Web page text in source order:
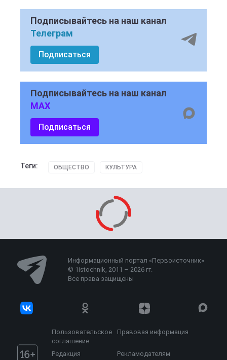
Подписывайтесь на наш канал
Телеграм
Подписаться
Подписывайтесь на наш канал
MAX
Подписаться
Теги: ОБЩЕСТВО КУЛЬТУРА
Информационный портал «Первоисточник»
© 1istochnik, 2011 – 2026 гг.
Все права защищены
Пользовательское
соглашение
Правовая информация
Редакция Рекламодателям